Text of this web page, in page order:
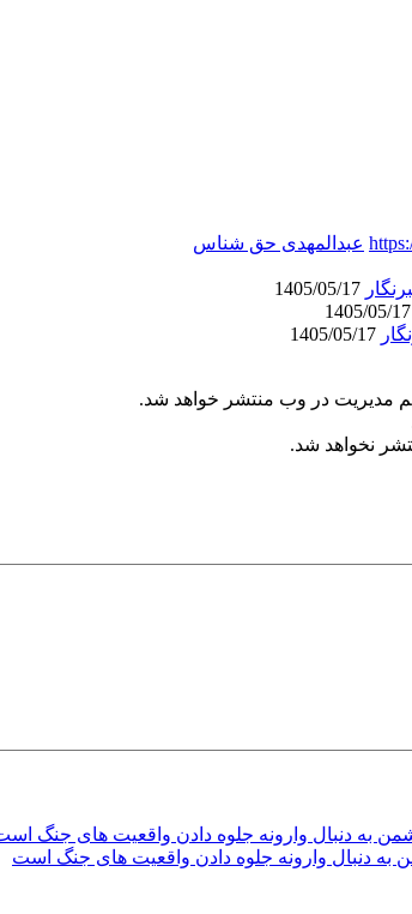
عبدالمهدی حق شناس
مدیریت در وب منتشر خواهد شد.
نخواهد شد.
به دنبال وارونه جلوه دادن واقعیت های جنگ است